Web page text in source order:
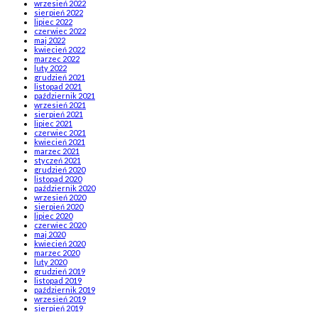
wrzesień 2022
sierpień 2022
lipiec 2022
czerwiec 2022
maj 2022
kwiecień 2022
marzec 2022
luty 2022
grudzień 2021
listopad 2021
październik 2021
wrzesień 2021
sierpień 2021
lipiec 2021
czerwiec 2021
kwiecień 2021
marzec 2021
styczeń 2021
grudzień 2020
listopad 2020
październik 2020
wrzesień 2020
sierpień 2020
lipiec 2020
czerwiec 2020
maj 2020
kwiecień 2020
marzec 2020
luty 2020
grudzień 2019
listopad 2019
październik 2019
wrzesień 2019
sierpień 2019